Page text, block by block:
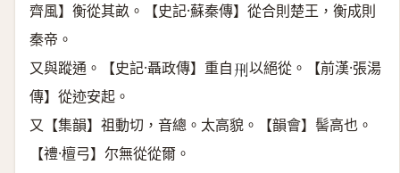
齊風】衡從其畝。【史記·蘇秦傳】從合則楚王，衡成則
秦帝。
又與蹤通。【史記·聶政傳】重自𠛬以絕從。【前漢·張湯
傳】從迹安起。
又【集韻】祖動切，音總。太高貌。【韻會】髻高也。
【禮·檀弓】尔無從從爾。